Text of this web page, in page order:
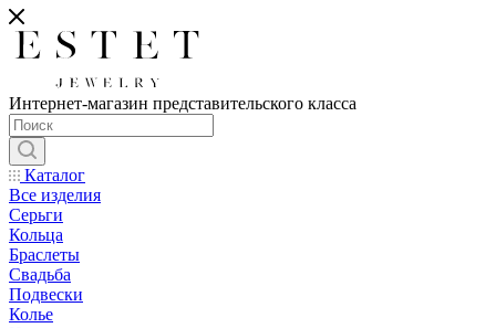
Интернет-магазин представительского класса
Каталог
Все изделия
Серьги
Кольца
Браслеты
Свадьба
Подвески
Колье